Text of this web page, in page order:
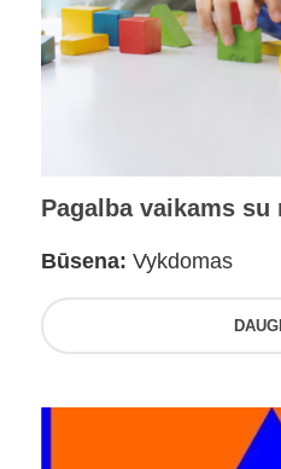
Pagalba vaikams
Būsena: Vykdomas